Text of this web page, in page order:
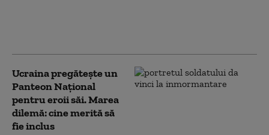
Ucraina pregătește un
Panteon Național
pentru eroii săi. Marea
dilemă: cine merită să
fie inclus